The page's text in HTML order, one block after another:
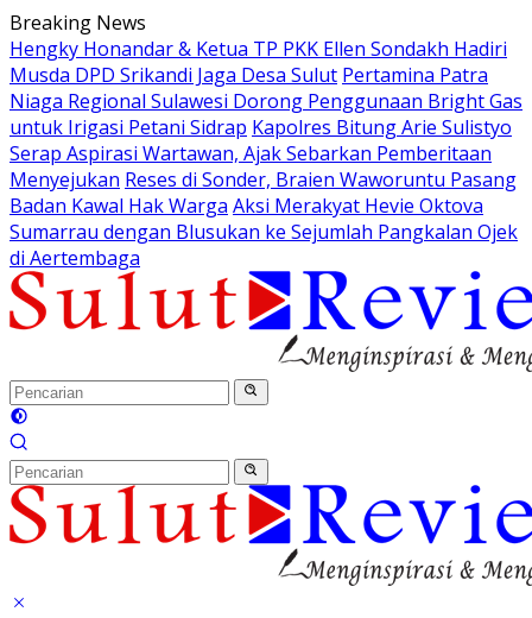
Langsung
ke
konten
Breaking News
Hengky Honandar & Ketua TP PKK Ellen Sondakh Hadiri
Musda DPD Srikandi Jaga Desa Sulut Pertamina Patra
Niaga Regional Sulawesi Dorong Penggunaan Bright Gas
untuk Irigasi Petani Sidrap Kapolres Bitung Arie Sulistyo
Serap Aspirasi Wartawan, Ajak Sebarkan Pemberitaan
Menyejukan Reses di Sonder, Braien Waworuntu Pasang
Badan Kawal Hak Warga Aksi Merakyat Hevie Oktova
Sumarrau dengan Blusukan ke Sejumlah Pangkalan Ojek
di Aertembaga